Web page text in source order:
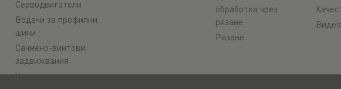
Серводвигатели
Водачи за профилни
шини
Сачмено-винтови
задвижвания
Усилватели на
обработка чрез
рязане
Рязане